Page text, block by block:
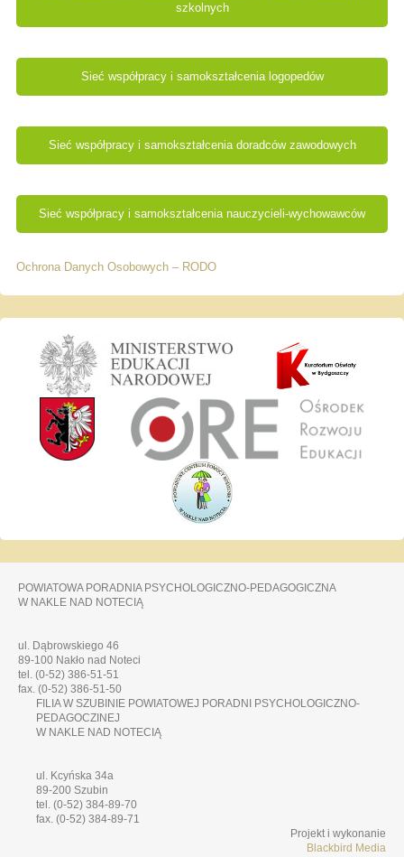
szkolnych
Sieć współpracy i samokształcenia logopedów
Sieć współpracy i samokształcenia doradców zawodowych
Sieć współpracy i samokształcenia nauczycieli-wychowawców
Ochrona Danych Osobowych – RODO
POWIATOWA PORADNIA PSYCHOLOGICZNO-PEDAGOGICZNA
W NAKLE NAD NOTECIĄ
ul. Dąbrowskiego 46
89-100 Nakło nad Noteci
tel. (0-52) 386-51-51
fax. (0-52) 386-51-50
FILIA W SZUBINIE POWIATOWEJ PORADNI PSYCHOLOGICZNO-
PEDAGOCZINEJ
W NAKLE NAD NOTECIĄ
ul. Kcyńska 34a
89-200 Szubin
tel. (0-52) 384-89-70
fax. (0-52) 384-89-71
Projekt i wykonanie
Blackbird Media